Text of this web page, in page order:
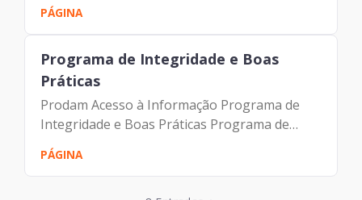
ouvidoria@prodam.sp.gov.br Correio: Rua
Líbero Badaró, 425 – 7º andar – Centro São
Paulo –...
PÁGINA
Programa de Integridade e Boas
Práticas
Prodam Acesso à Informação Programa de
Integridade e Boas Práticas Programa de
Integridade e Boas Práticas O Programa de
Integridade e Boas Práticas (PIBP) consiste
PÁGINA